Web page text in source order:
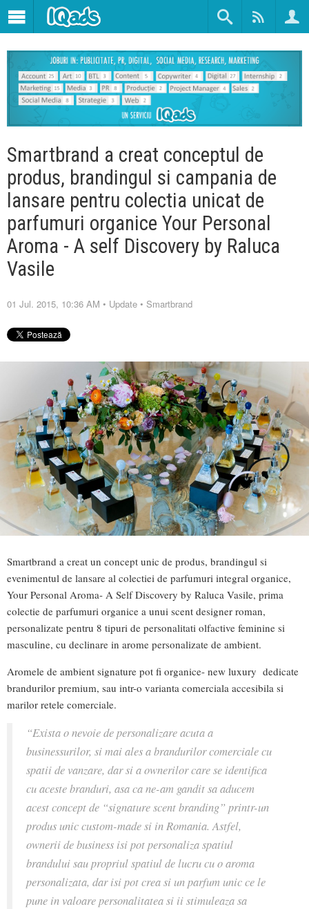
Smartbrand a creat conceptul de
produs, brandingul si campania de
lansare pentru colectia unicat de
parfumuri organice Your Personal
Aroma - A self Discovery by Raluca
Vasile
01 Jul. 2015, 10:36 AM • Update • Smartbrand
Smartbrand a creat un concept unic de produs, brandingul si
evenimentul de lansare al colectiei de parfumuri integral organice,
Your Personal Aroma- A Self Discovery by Raluca Vasile, prima
colectie de parfumuri organice a unui scent designer roman,
personalizate pentru 8 tipuri de personalitati olfactive feminine si
masculine, cu declinare in arome personalizate de ambient.
Aromele de ambient signature pot fi organice- new luxury dedicate
brandurilor premium, sau intr-o varianta comerciala accesibila si
marilor retele comerciale.
“Exista o nevoie de personalizare acuta a
businessurilor, si mai ales a brandurilor comerciale cu
spatii de vanzare, dar si a ownerilor care se identifica
cu aceste branduri, asa ca ne-am gandit sa aducem
acest concept de “signature scent branding” printr-un
produs unic custom-made si in Romania. Astfel,
ownerii de business isi pot personaliza spatiul
brandului sau propriul spatiul de lucru cu o aroma
personalizata, dar isi pot crea si un parfum unic ce le
pune in valoare personalitatea si ii stimuleaza sa